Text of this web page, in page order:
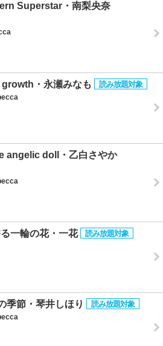
Superstar・南梨央奈
・永瀬みなも
angelic doll・乙白さやか
一輪の花・一花
季節・琴井しほり